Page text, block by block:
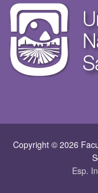
Copyright © 2026
Esp.